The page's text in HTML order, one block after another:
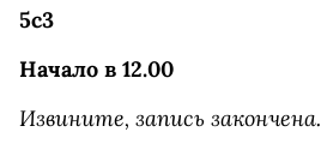
5с3
Начало в 12.00
Извините, запись закончена.